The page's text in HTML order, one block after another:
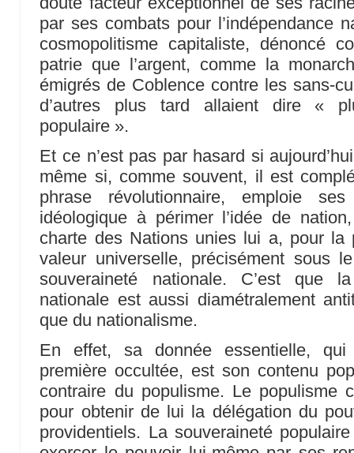
par ses combats pour l’indépendance
cosmopolitisme capitaliste, dénoncé
patrie que l’argent, comme la
émigrés de Coblence contre les sans-
d’autres plus tard allaient dire «
populaire ».
Et ce n’est pas par hasard si
même si, comme souvent, il est
phrase révolutionnaire, emploie
idéologique à périmer l’idée de
charte des Nations unies lui a, pour la
valeur universelle, précisément sous
souveraineté nationale. C’est que
nationale est aussi diamétralement
que du nationalisme.
En effet, sa donnée essentielle,
première occultée, est son contenu
contraire du populisme. Le populisme
pour obtenir de lui la délégation du
providentiels. La souveraineté